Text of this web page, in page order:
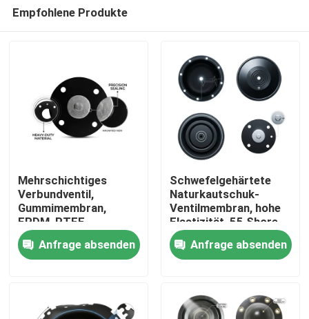
Zu Hause
Empfohlene Produkte
Mehrschichtiges
Verbundventil,
Gummimembran,
EPDM, PTFE,
laminierte chemische
Barriere, doppelte
Härte
Anfrage absenden
Schwefelgehärtete
Naturkautschuk-
Ventilmembran, hohe
Elastizität, 55 Shore
A, pneumatischer
Antrieb OEM
Anfrage absenden